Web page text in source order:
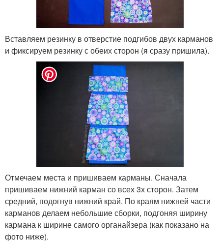
Вставляем резинку в отверстие подгибов двух карманов
и фиксируем резинку с обеих сторон (я сразу пришила).
Отмечаем места и пришиваем карманы. Сначала
пришиваем нижний карман со всех 3х сторон. Затем
средний, подогнув нижний край. По краям нижней части
карманов делаем небольшие сборки, подгоняя ширину
кармана к ширине самого органайзера (как показано на
фото ниже).